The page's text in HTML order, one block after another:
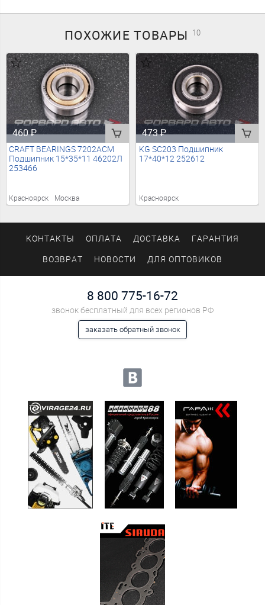
ПОХОЖИЕТОВАРЫ 10
460₽
CRAFT BEARINGS 7202ACM
Подшипник 15*35*11 46202Л
253466
Красноярск Москва
473₽
KG SC203 Подшипник
17*40*12 252612
Красноярск
КОНТАКТЫ ОПЛАТА ДОСТАВКА ГАРАНТИЯ
ВОЗВРАТ НОВОСТИ ДЛЯ ОПТОВИКОВ
8 800 775-16-72
звонок бесплатный для всех регионов РФ
заказать обратный звонок